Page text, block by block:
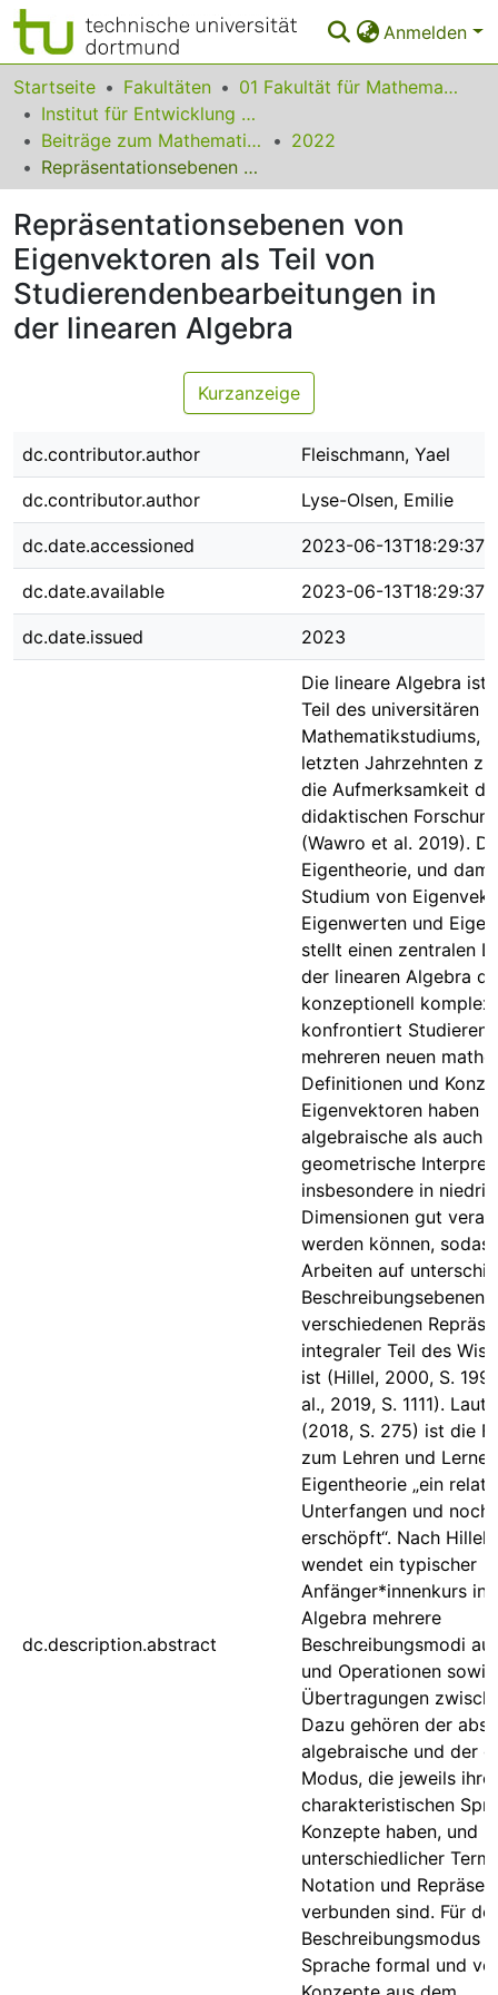
Anmelden
Bereiche & Sammlungen
Das gesamte Repositorium
Statistiken
FAQ
Leitlinien
Zurück zur Startseite
Startseite Fakultäten
01 Fakultät für Mathematik
Institut für Entwicklung und Erforschung des Mathematikunterrichts
Beiträge zum Mathematikunterricht
2022
Repräsentationsebenen von Eigenvektoren als Teil von Studierendenbearbeitungen in der linearen Algebra
Repräsentationsebenen von
Eigenvektoren als Teil von
Studierendenbearbeitungen in
der linearen Algebra
Kurzanzeige
dc.contributor.author Fleischmann, Yael
dc.contributor.author Lyse-Olsen, Emilie
dc.date.accessioned 2023-06-13T18:29:37Z
dc.date.available 2023-06-13T18:29:37Z
dc.date.issued 2023
dc.description.abstract
Die lineare Algebra ist
Teil des universitären
Mathematikstudiums,
letzten Jahrzehnten
die Aufmerksamkeit
didaktischen
(Wawro et al. 2019).
Eigentheorie, und
Studium von
Eigenwerten und
stellt einen zentralen
der linearen Algebra
konzeptionell komplex
konfrontiert
mehreren neuen
Definitionen und
Eigenvektoren haben
algebraische als auch
geometrische
insbesondere in
Dimensionen gut
werden können,
Arbeiten auf
Beschreibungsebenen
verschiedenen
integraler Teil des
ist (Hillel, 2000, S.
al., 2019, S. 1111).
(2018, S. 275) ist die
zum Lehren und
Eigentheorie „ein
Unterfangen und noch
erschöpft“. Nach Hillel
wendet ein typischer
Anfänger*innenkurs in
Algebra mehrere
Beschreibungsmodi
und Operationen
Übertragungen
Dazu gehören der
algebraische und der
Modus, die jeweils ihre
charakteristischen
Konzepte haben, und
unterschiedlicher
Notation und
verbunden sind. Für
Beschreibungsmodus
Sprache formal und